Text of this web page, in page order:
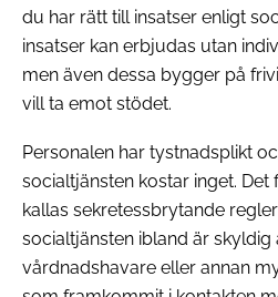
du har rätt till insatser enligt
insatser kan erbjudas utan
men även dessa bygger på
vill ta emot stödet.
Personalen har tystnadsplikt
socialtjänsten kostar inget.
kallas sekretessbrytande
socialtjänsten ibland är skyldig
vårdnadshavare eller annan